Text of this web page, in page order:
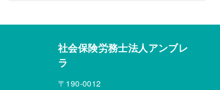
社会保険労務士法人アンブレ
ラ
〒190-0012